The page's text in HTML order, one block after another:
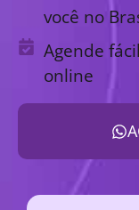
você no
Agende
online